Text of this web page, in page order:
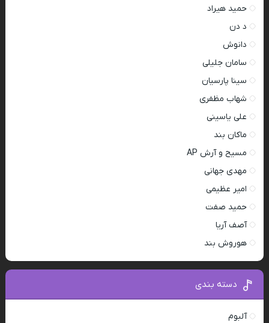
حمید هیراد
د دن
دانوش
سامان جلیلی
سینا پارسیان
شهاب مظفری
علی یاسینی
ماکان بند
مسیح و آرش AP
مهدی جهانی
امیر عظیمی
حمید صفت
آصف آریا
هوروش بند
دسته بندی
آلبوم